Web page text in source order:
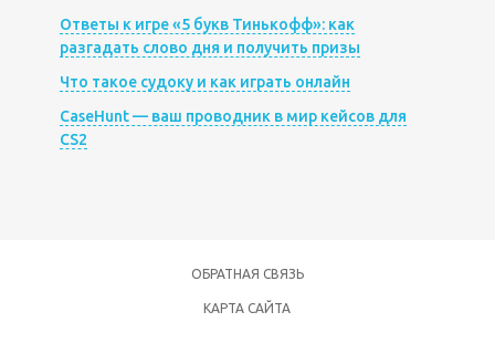
Ответы к игре «5 букв Тинькофф»: как
разгадать слово дня и получить призы
Что такое судоку и как играть онлайн
CaseHunt — ваш проводник в мир кейсов для
CS2
ОБРАТНАЯ СВЯЗЬ
КАРТА САЙТА